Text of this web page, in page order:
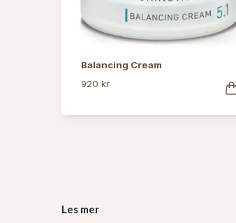
Balancing Cream
920 kr
Les mer